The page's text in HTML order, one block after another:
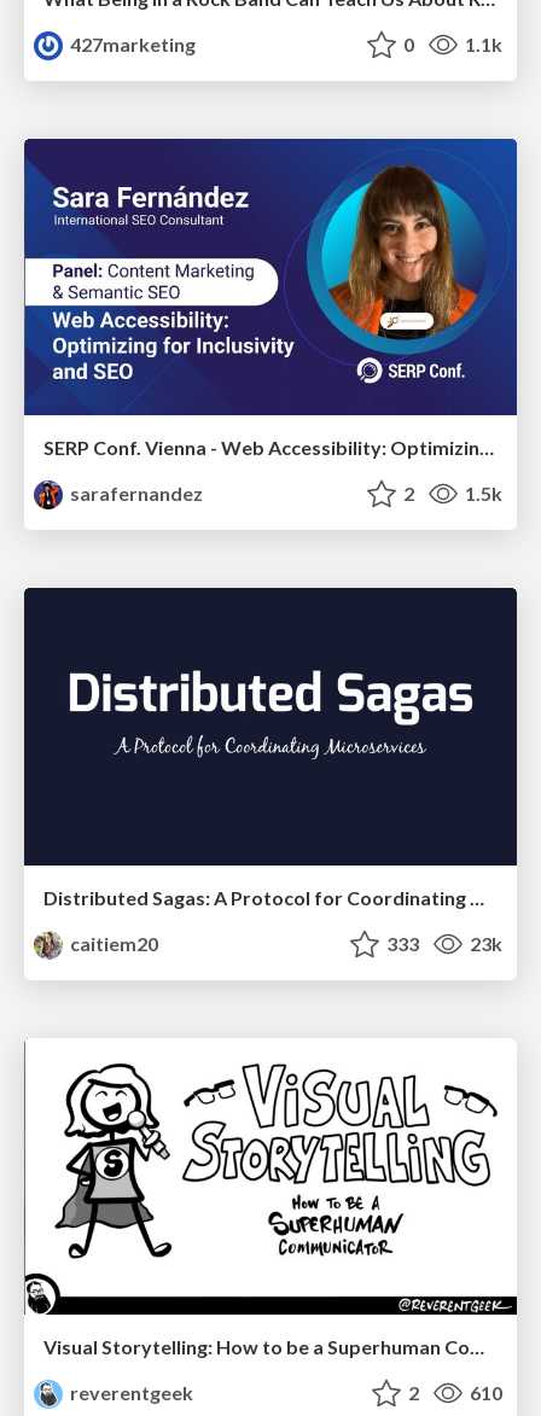
427marketing
0 1.1k
SERP Conf. Vienna - Web Accessibility: Optimizing for Inclusivity and SEO
sarafernandez
2 1.5k
Distributed Sagas: A Protocol for Coordinating Microservices
caitiem20
333 23k
Visual Storytelling: How to be a Superhuman Communicator
reverentgeek
2 610